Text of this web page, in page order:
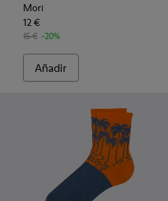
Mori
12 €
15 € -20%
Añadir